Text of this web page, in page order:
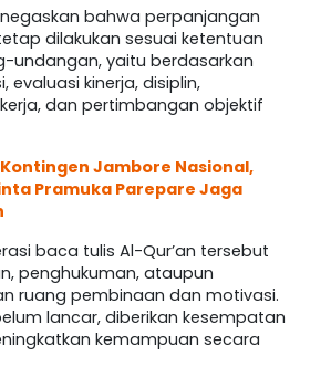
bahwa perpanjangan
dilakukan sesuai ketentuan
undangan, yaitu berdasarkan
evaluasi kinerja, disiplin,
dan pertimbangan objektif
Kontingen Jambore Nasional,
Pramuka Parepare Jaga
baca tulis Al-Qur’an tersebut
penghukuman, ataupun
ruang pembinaan dan motivasi.
lancar, diberikan kesempatan
kemampuan secara